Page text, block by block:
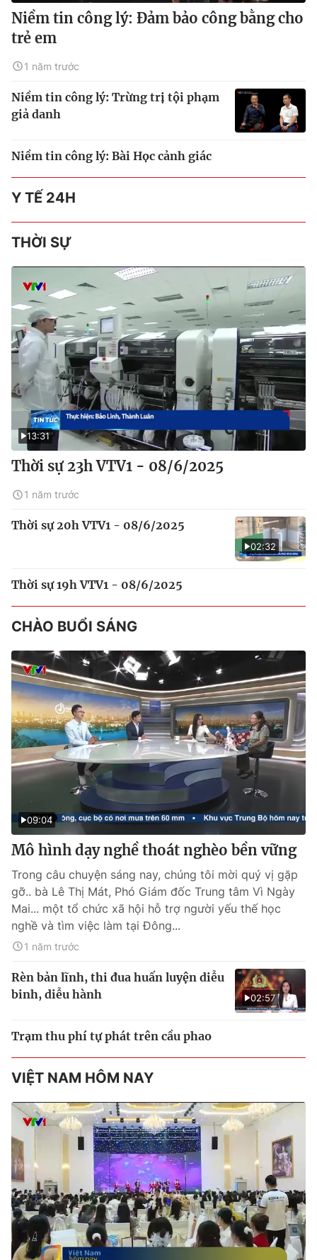
Niềm tin công lý: Đảm bảo công bằng cho
trẻ em
1 năm trước
Niềm tin công lý: Trừng trị tội phạm
giả danh
Niềm tin công lý: Bài Học cảnh giác
Y TẾ 24H
THỜI SỰ
13:31
Thời sự 23h VTV1 - 08/6/2025
1 năm trước
02:32
Thời sự 20h VTV1 - 08/6/2025
Thời sự 19h VTV1 - 08/6/2025
CHÀO BUỔI SÁNG
09:04
Mô hình dạy nghề thoát nghèo bền vững
Trong câu chuyện sáng nay, chúng tôi mời quý vị gặp
gỡ.. bà Lê Thị Mát, Phó Giám đốc Trung tâm Vì Ngày
Mai... một tổ chức xã hội hỗ trợ người yếu thế học
nghề và tìm việc làm tại Đông...
1 năm trước
02:57
Rèn bản lĩnh, thi đua huấn luyện diễu
binh, diễu hành
Trạm thu phí tự phát trên cầu phao
VIỆT NAM HÔM NAY